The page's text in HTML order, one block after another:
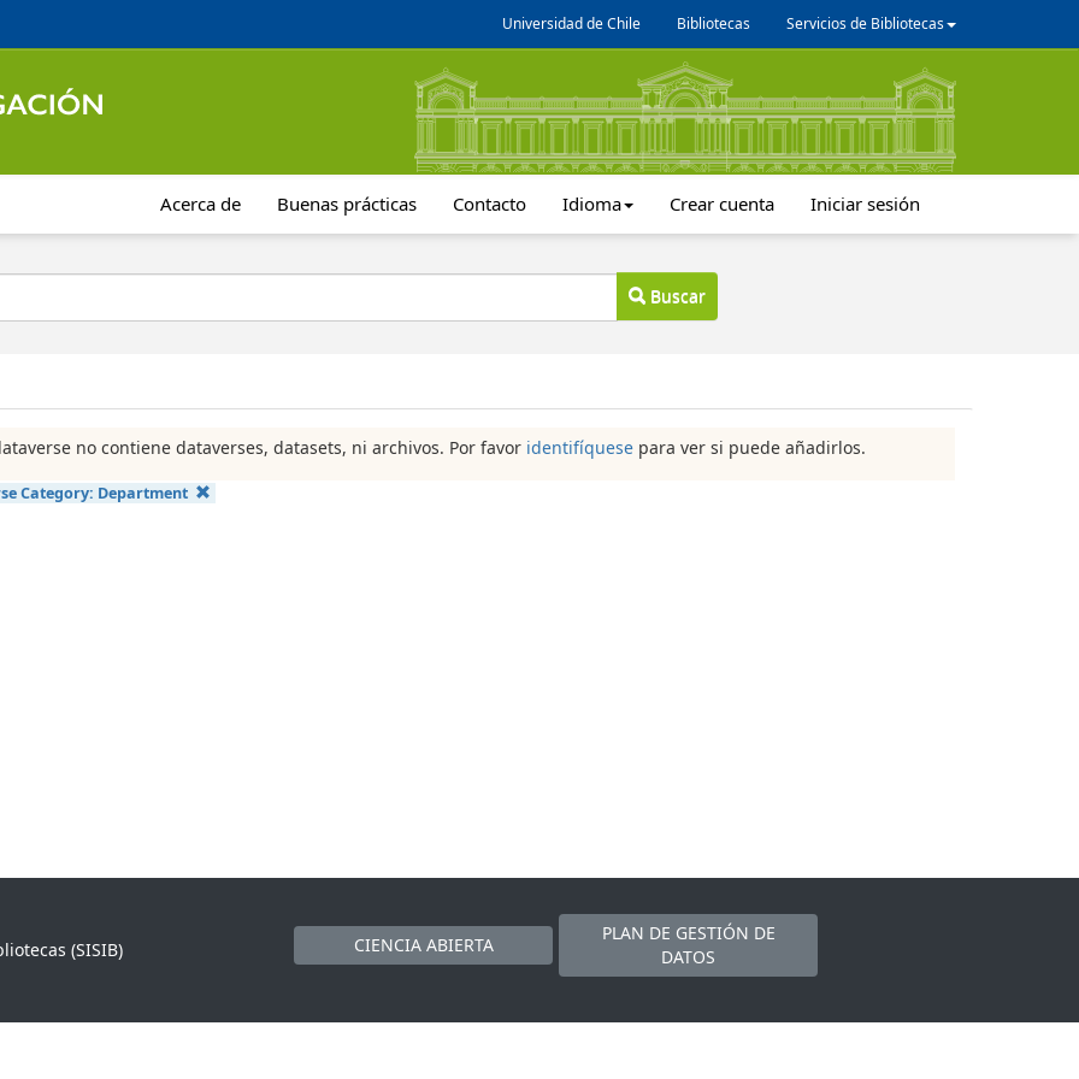
Universidad de Chile Bibliotecas Servicios de Bibliotecas
Acerca de Buenas prácticas Contacto Idioma Crear cuenta Iniciar sesión
Buscar
no contiene dataverses, datasets, ni archivos. Por favor identifíquese para ver si puede añadirlos.
Category: Department
(SISIB)
CIENCIA ABIERTA
PLAN DE GESTIÓN DE
DATOS